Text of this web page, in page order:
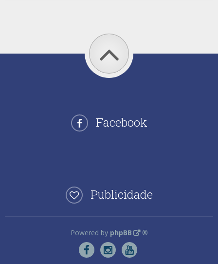
Facebook
Publicidade
Powered by phpBB ®